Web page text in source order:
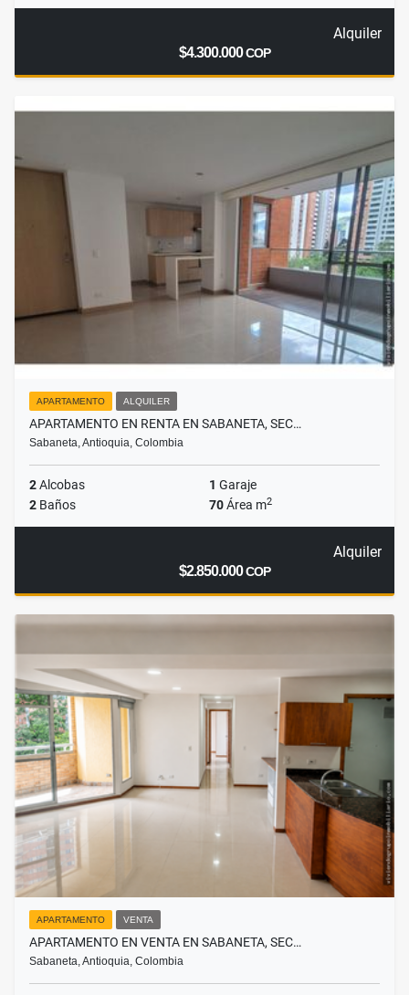
Alquiler
$4.300.000COP
APARTAMENTO ALQUILER
APARTAMENTO EN RENTA EN SABANETA, SEC…
Sabaneta, Antioquia, Colombia
2Alcobas 1 Garaje
2 Baños 70Área m2
Alquiler
$2.850.000COP
APARTAMENTO VENTA
APARTAMENTO EN VENTA EN SABANETA, SEC…
Sabaneta, Antioquia, Colombia